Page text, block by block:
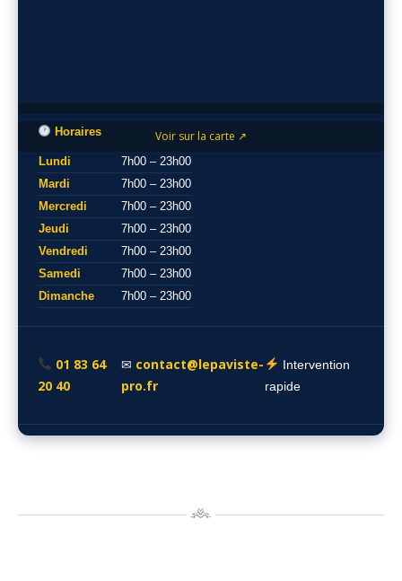
Voir sur la carte ↗
Horaires
Lundi
7h00 – 23h00
Mardi
7h00 – 23h00
Mercredi
7h00 – 23h00
Jeudi
7h00 – 23h00
Vendredi
7h00 – 23h00
Samedi
7h00 – 23h00
Dimanche
7h00 – 23h00
01 83 64
20 40
✉ contact@lepaviste-
pro.fr
Intervention
rapide